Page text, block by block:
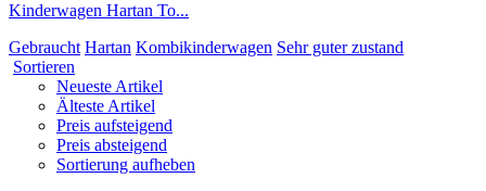
Kinderwagen Hartan To...
Gebraucht Hartan Kombikinderwagen Sehr guter zustand
Sortieren
Neueste Artikel
Älteste Artikel
Preis aufsteigend
Preis absteigend
Sortierung aufheben